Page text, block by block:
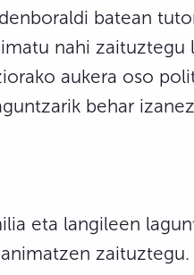
batean
nahi zaituztegu
aukera oso
behar
eta langileen
zaituztegu.